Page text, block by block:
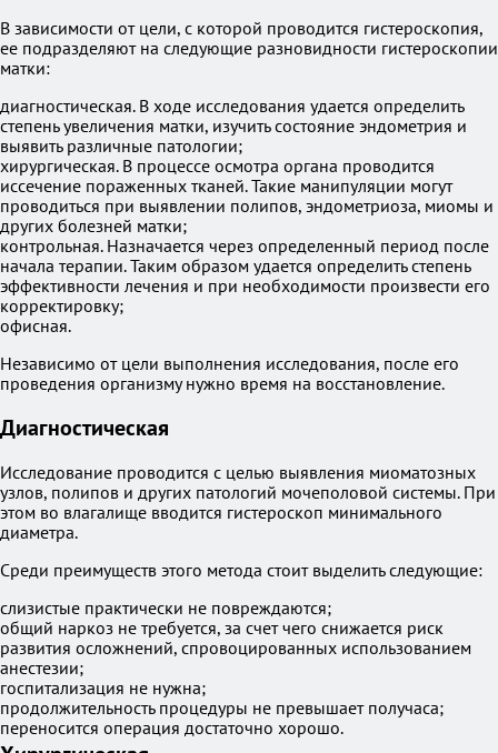
В зависимости от цели, с которой проводится гистероскопия,
ее подразделяют на следующие разновидности гистероскопии
матки:
диагностическая. В ходе исследования удается определить
степень увеличения матки, изучить состояние эндометрия и
выявить различные патологии;
хирургическая. В процессе осмотра органа проводится
иссечение пораженных тканей. Такие манипуляции могут
проводиться при выявлении полипов, эндометриоза, миомы и
других болезней матки;
контрольная. Назначается через определенный период после
начала терапии. Таким образом удается определить степень
эффективности лечения и при необходимости произвести его
корректировку;
офисная.
Независимо от цели выполнения исследования, после его
проведения организму нужно время на восстановление.
Диагностическая
Исследование проводится с целью выявления миоматозных
узлов, полипов и других патологий мочеполовой системы. При
этом во влагалище вводится гистероскоп минимального
диаметра.
Среди преимуществ этого метода стоит выделить следующие:
слизистые практически не повреждаются;
общий наркоз не требуется, за счет чего снижается риск
развития осложнений, спровоцированных использованием
анестезии;
госпитализация не нужна;
продолжительность процедуры не превышает получаса;
переносится операция достаточно хорошо.